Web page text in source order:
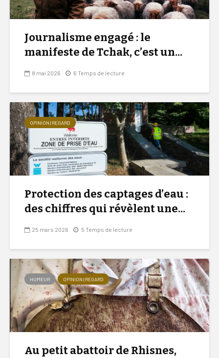
Journalisme engagé : le
manifeste de Tchak, c’est un...
8 mai 2026 6 Temps de lecture
OPINION | REGARD
Protection des captages d’eau :
des chiffres qui révèlent une...
25 mars 2026 5 Temps de lecture
HUMEUR OPINION | REGARD
Au petit abattoir de Rhisnes,